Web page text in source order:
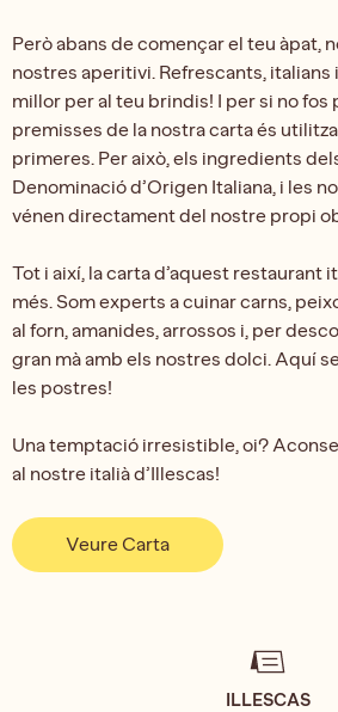
Però abans de començar el teu àpat,
nostres aperitivi. Refrescants, italians
millor per al teu brindis! I per si no fos
premisses de la nostra carta és
primeres. Per això, els ingredients
Denominació d’Origen Italiana, i les
vénen directament del nostre propi
Tot i així, la carta d’aquest restaurant
més. Som experts a cuinar carns,
al forn, amanides, arrossos i, per
gran mà amb els nostres dolci. Aquí
les postres!
Una temptació irresistible, oi?
al nostre italià d’Illescas!
Veure Carta
ILLESCAS